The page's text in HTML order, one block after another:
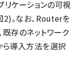
ケーションの可視
。なお、Routerを
存のネットワーク
ら導入方法を選択